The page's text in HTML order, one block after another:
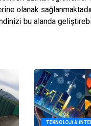
olanak
bu alanda
TEKNOLOJI &